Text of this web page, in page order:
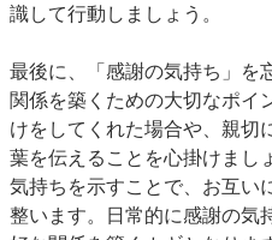
識して行動しましょう。
最後に、「感謝の気持ち」を
関係を築くための大切なポイ
けをしてくれた場合や、親切
葉を伝えることを心掛けまし
気持ちを示すことで、お互い
整います。日常的に感謝の気